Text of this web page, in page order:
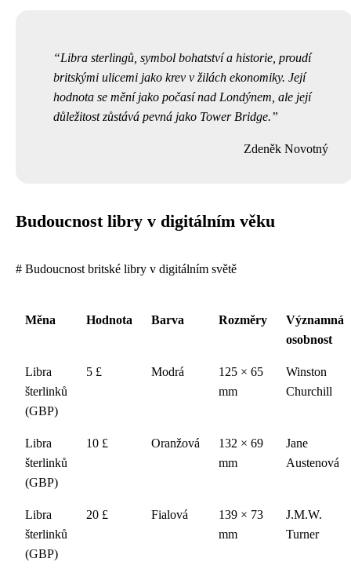
Libra sterlingů, symbol bohatství a historie, proudí
britskými ulicemi jako krev v žilách ekonomiky. Její
hodnota se mění jako počasí nad Londýnem, ale její
důležitost zůstává pevná jako Tower Bridge.
Zdeněk Novotný
Budoucnost libry v digitálním věku
# Budoucnost britské libry v digitálním světě
Měna Hodnota Barva Rozměry
Významná
osobnost
Libra
šterlinků
(GBP)
5 £ Modrá
125 × 65
mm
Winston
Churchill
Libra
šterlinků
(GBP)
10 £ Oranžová
132 × 69
mm
Jane
Austenová
Libra
šterlinků
(GBP)
20 £ Fialová
139 × 73
mm
J.M.W.
Turner